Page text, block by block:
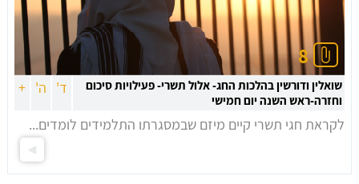
8
שואלין ודורשין בהלכות החג- אלול תשרי- פעילויות סיכום
וחזרה-ראש השנה יום חמישי
ד' ה' +
לקראת חגי תשרי קיים מיזם שבמסגרתו התלמידים לומדים...